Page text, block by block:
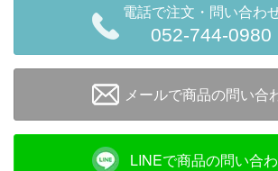
会員ランクについて
会社概要
レビューについて
© 2026 Mid Japan, Inc.
電話で注文・問い合わ
052-744-0980
メールで商品の問い合
LINEで商品の問い合